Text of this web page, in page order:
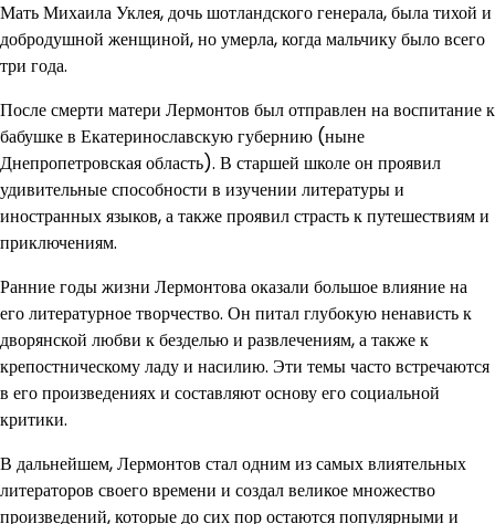
Мать Михаила Уклея, дочь шотландского генерала, была тихой и
добродушной женщиной, но умерла, когда мальчику было всего
три года.
После смерти матери Лермонтов был отправлен на воспитание к
бабушке в Екатеринославскую губернию (ныне
Днепропетровская область). В старшей школе он проявил
удивительные способности в изучении литературы и
иностранных языков, а также проявил страсть к путешествиям и
приключениям.
Ранние годы жизни Лермонтова оказали большое влияние на
его литературное творчество. Он питал глубокую ненависть к
дворянской любви к безделью и развлечениям, а также к
крепостническому ладу и насилию. Эти темы часто встречаются
в его произведениях и составляют основу его социальной
критики.
В дальнейшем, Лермонтов стал одним из самых влиятельных
литераторов своего времени и создал великое множество
произведений, которые до сих пор остаются популярными и